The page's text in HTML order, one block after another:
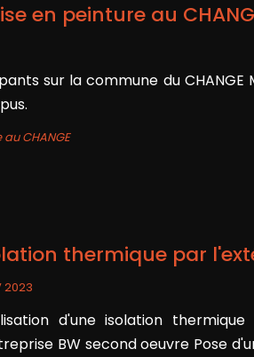
en peinture au
sur la commune du CHANGE
CHANGE
thermique par
2023
d'une isolation
BW second oeuvre Pose